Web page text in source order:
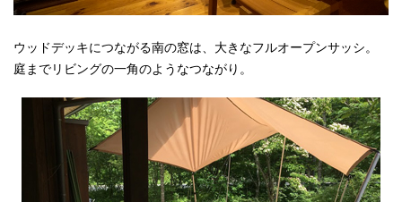
ウッドデッキにつながる南の窓は、大きなフルオープンサッシ。
庭までリビングの一角のようなつながり。